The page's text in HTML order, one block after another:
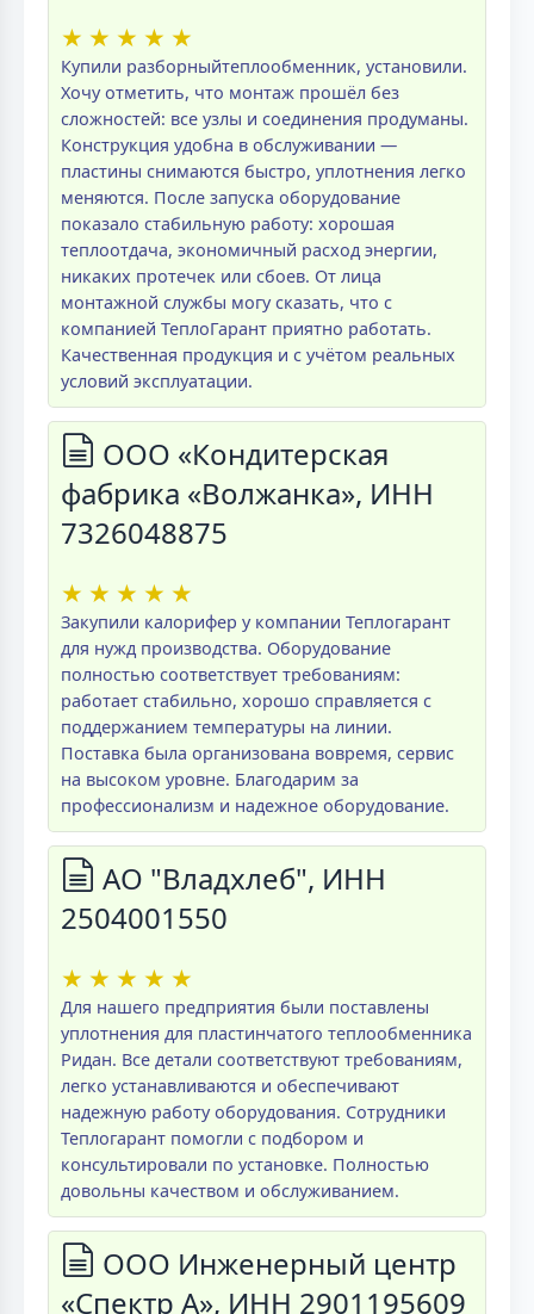
★ ★ ★ ★ ★
Купили разборныйтеплообменник, установили.
Хочу отметить, что монтаж прошёл без
сложностей: все узлы и соединения продуманы.
Конструкция удобна в обслуживании —
пластины снимаются быстро, уплотнения легко
меняются. После запуска оборудование
показало стабильную работу: хорошая
теплоотдача, экономичный расход энергии,
никаких протечек или сбоев. От лица
монтажной службы могу сказать, что с
компанией ТеплоГарант приятно работать.
Качественная продукция и с учётом реальных
условий эксплуатации.
ООО «Кондитерская
фабрика «Волжанка», ИНН
7326048875
★ ★ ★ ★ ★
Закупили калорифер у компании Теплогарант
для нужд производства. Оборудование
полностью соответствует требованиям:
работает стабильно, хорошо справляется с
поддержанием температуры на линии.
Поставка была организована вовремя, сервис
на высоком уровне. Благодарим за
профессионализм и надежное оборудование.
АО "Владхлеб", ИНН
2504001550
★ ★ ★ ★ ★
Для нашего предприятия были поставлены
уплотнения для пластинчатого теплообменника
Ридан. Все детали соответствуют требованиям,
легко устанавливаются и обеспечивают
надежную работу оборудования. Сотрудники
Теплогарант помогли с подбором и
консультировали по установке. Полностью
довольны качеством и обслуживанием.
ООО Инженерный центр
«Спектр А», ИНН 2901195609